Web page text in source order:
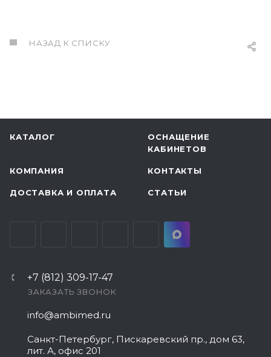
НАЗАД К СПИСКУ
КАТАЛОГ
ОСНАЩЕНИЕ
КАБИНЕТОВ
КОМПАНИЯ КОНТАКТЫ
ДОСТАВКА И ОПЛАТА СТАТЬИ
+7 (812) 309-17-47
ЗАКАЗАТЬ ЗВОНОК
info@ambimed.ru
Санкт-Петербург, Пискаревский пр., дом 63,
лит. А, офис 201